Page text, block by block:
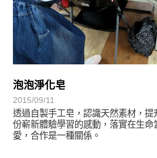
泡泡淨化皂
2015/09/11
透過自製手工皂，認識天然素材，
份嶄新體驗學習的感動，落實在生命
愛，合作是一種關係。